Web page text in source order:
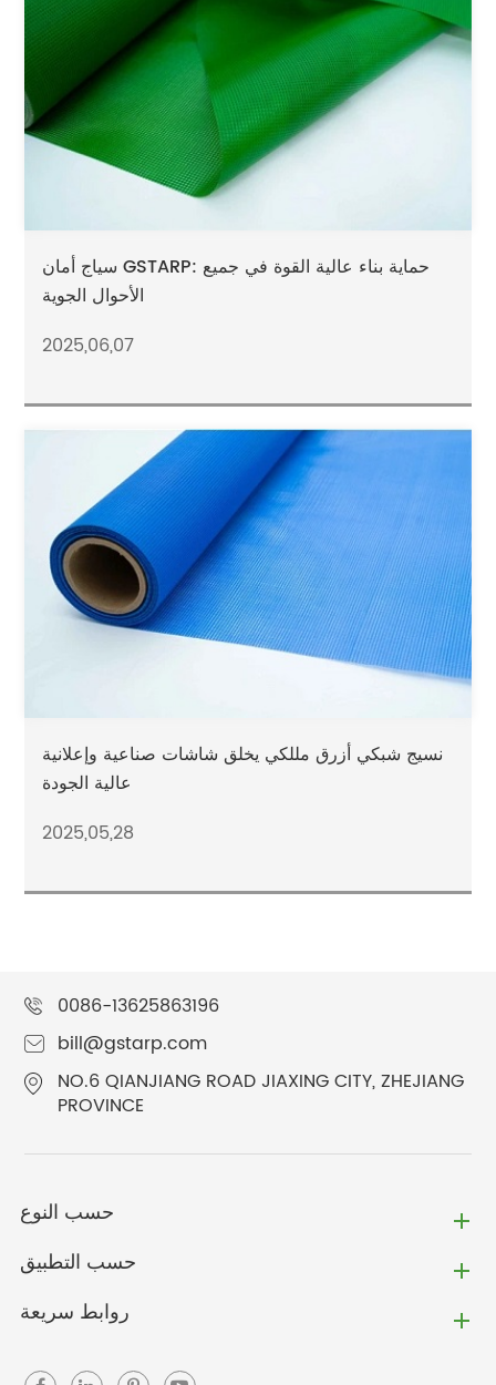
سياج أمان GSTARP: حماية بناء عالية القوة في جميع
الأحوال الجوية
2025,06,07
نسيج شبكي أزرق مللكي يخلق شاشات صناعية وإعلانية
عالية الجودة
2025,05,28
0086-13625863196
bill@gstarp.com
NO.6 QIANJIANG ROAD JIAXING CITY, ZHEJIANG
PROVINCE
حسب النوع
حسب التطبيق
روابط سريعة